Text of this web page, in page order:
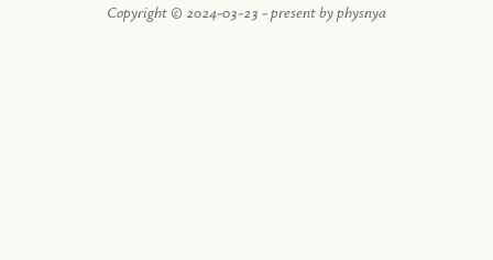
Copyright © 2024-03-23 - present by physnya